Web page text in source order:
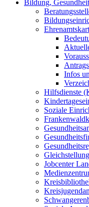
Bildung,
Infos
Hilfsdienste
Soziale
Jobcenter